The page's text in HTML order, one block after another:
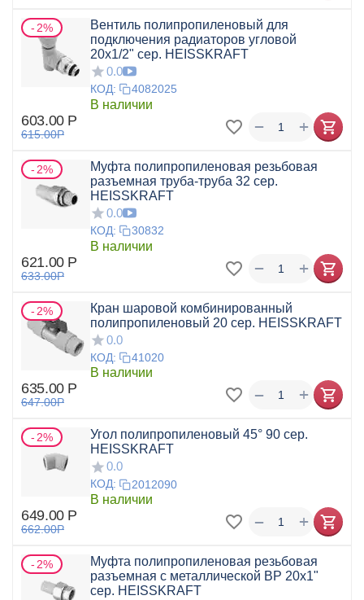
2%
Вентиль полипропиленовый для
подключения радиаторов угловой
20x1/2" сер. HEISSKRAFT
0.0
КОД: 4082025
В наличии
603.00 Р
615.00Р +
−
2%
Муфта полипропиленовая резьбовая
разъемная труба-труба 32 сер.
HEISSKRAFT
0.0
КОД: 30832
В наличии
621.00 Р
633.00Р +
−
2%
Кран шаровой комбинированный
полипропиленовый 20 сер. HEISSKRAFT
0.0
КОД: 41020
В наличии
635.00 Р
647.00Р +
−
2%
Угол полипропиленовый 45° 90 сер.
HEISSKRAFT
0.0
КОД: 2012090
В наличии
649.00 Р
662.00Р +
−
2%
Муфта полипропиленовая резьбовая
разъемная с металлической ВР 20x1"
сер. HEISSKRAFT